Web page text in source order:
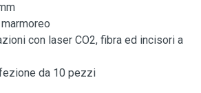
con laser CO2, fibra ed incisori a
da 10 pezzi